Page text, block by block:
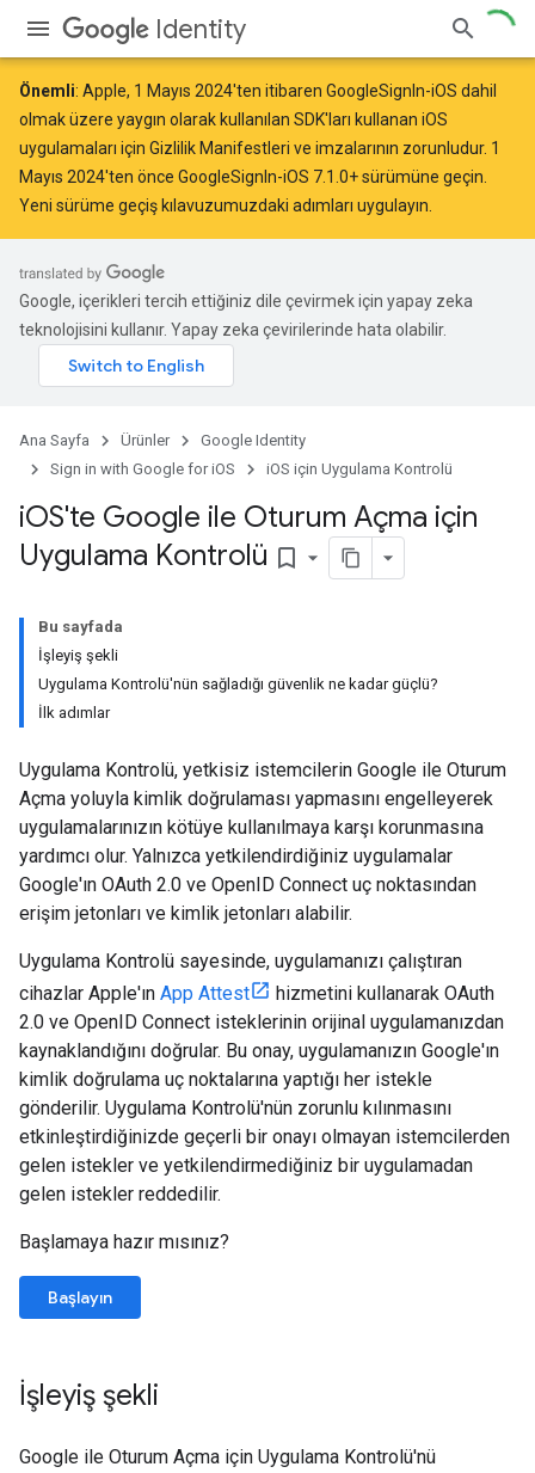
Identity
Önemli: Apple, 1 Mayıs 2024'ten itibaren GoogleSignIn-iOS dahil
olmak üzere yaygın olarak kullanılan SDK'ları kullanan iOS
uygulamaları için Gizlilik Manifestleri ve imzalarının zorunludur. 1
Mayıs 2024'ten önce GoogleSignIn-iOS 7.1.0+ sürümüne geçin.
Yeni sürüme geçiş kılavuzumuzdaki adımları uygulayın.
Google, içerikleri tercih ettiğiniz dile çevirmek için yapay zeka
teknolojisini kullanır. Yapay zeka çevirilerinde hata olabilir.
Ana Sayfa Ürünler
Google Identity
Sign in with Google for iOS
iOS için Uygulama Kontrolü
iOS'te Google ile Oturum Açma için
Uygulama Kontrolü bookmark_border
Bu sayfada
İşleyiş şekli
Uygulama Kontrolü'nün sağladığı güvenlik ne kadar güçlü?
İlk adımlar
Uygulama Kontrolü, yetkisiz istemcilerin Google ile Oturum
Açma yoluyla kimlik doğrulaması yapmasını engelleyerek
uygulamalarınızın kötüye kullanılmaya karşı korunmasına
yardımcı olur. Yalnızca yetkilendirdiğiniz uygulamalar
Google'ın OAuth 2.0 ve OpenID Connect uç noktasından
erişim jetonları ve kimlik jetonları alabilir.
Uygulama Kontrolü sayesinde, uygulamanızı çalıştıran
cihazlar Apple'ın App Attest
hizmetini kullanarak OAuth
2.0 ve OpenID Connect isteklerinin orijinal uygulamanızdan
kaynaklandığını doğrular. Bu onay, uygulamanızın Google'ın
kimlik doğrulama uç noktalarına yaptığı her istekle
gönderilir. Uygulama Kontrolü'nün zorunlu kılınmasını
etkinleştirdiğinizde geçerli bir onayı olmayan istemcilerden
gelen istekler ve yetkilendirmediğiniz bir uygulamadan
gelen istekler reddedilir.
Başlamaya hazır mısınız?
Başlayın
İşleyiş şekli
Google ile Oturum Açma için Uygulama Kontrolü'nü